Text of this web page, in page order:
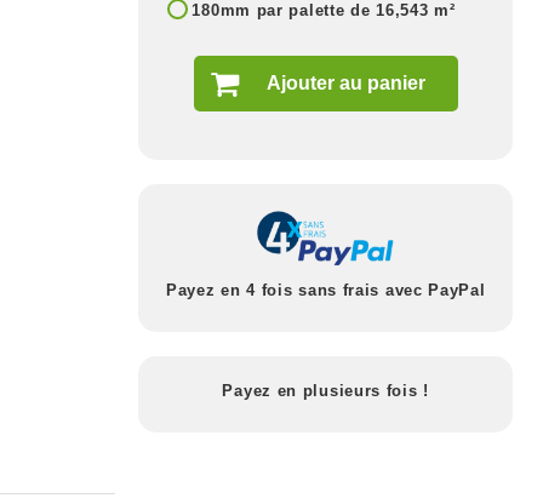
180mm par palette de 16,543 m²
Ajouter au panier
Payez en 4 fois sans frais avec PayPal
Payez en plusieurs fois !